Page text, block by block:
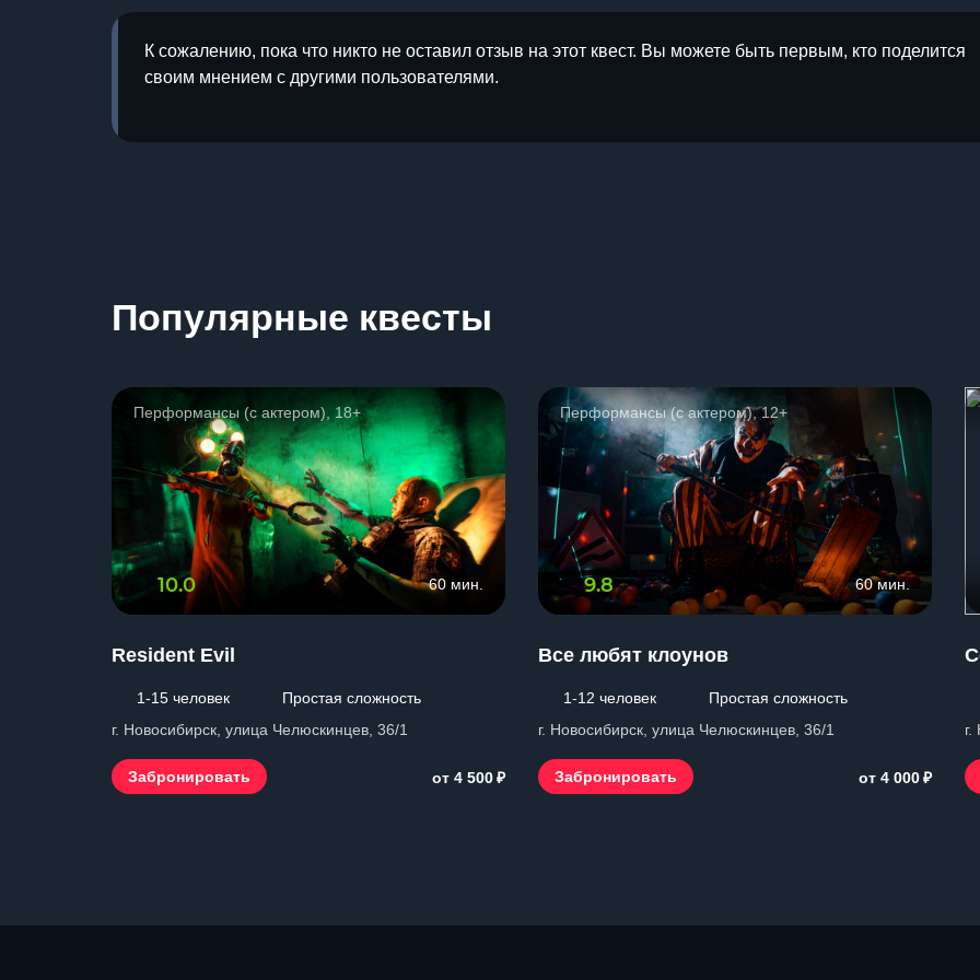
К сожалению, пока что никто не оставил отзыв на этот квест. Вы можете быть первым, кто поделится
своим мнением с другими пользователями.
Популярные квесты
Перформансы (с актером), 18+
10.0 60 мин.
Resident Evil
1-15 человек
Простая сложность
г. Новосибирск, улица Челюскинцев, 36/1
Забронировать от 4 500₽
Перформансы (с актером), 12+
9.8 60 мин.
Все любят клоунов
1-12 человек
Простая сложность
г. Новосибирск, улица Челюскинцев, 36/1
Забронировать от 4 000₽